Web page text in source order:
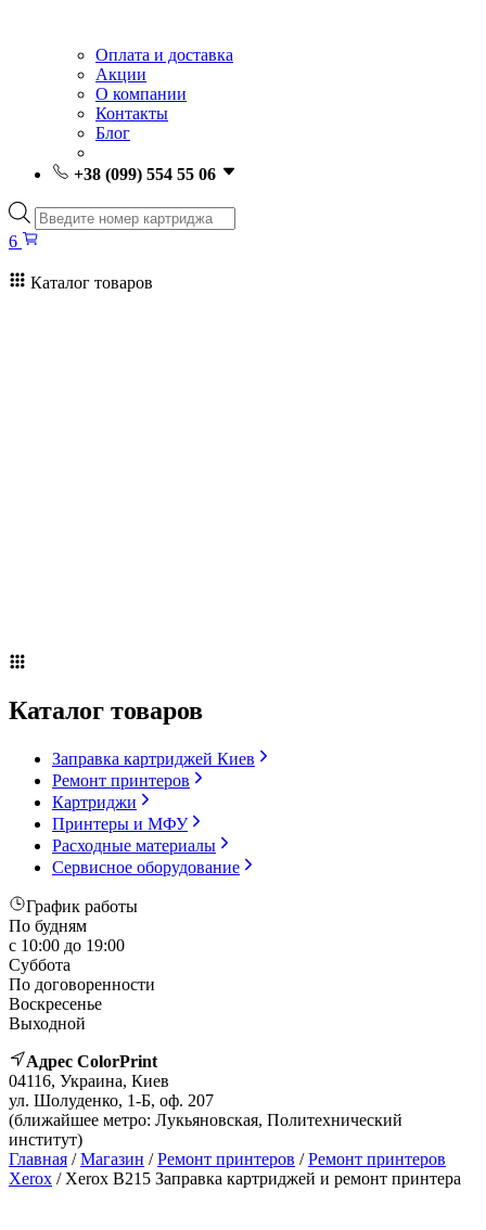
Оплата и доставка
Акции
О компании
Контакты
Блог
+38 (099) 554 55 06
Поиск
товаров
6
Каталог товаров
Каталог товаров
Заправка картриджей Киев
Ремонт принтеров
Картриджи
Принтеры и МФУ
Расходные материалы
Сервисное оборудование
График работы
По будням
с 10:00 до 19:00
Суббота
По договоренности
Воскресенье
Выходной
Адрес ColorPrint
04116, Украина, Киев
ул. Шолуденко, 1-Б, оф. 207
(ближайшее метро: Лукьяновская, Политехнический
институт)
Главная /Магазин /Ремонт принтеров /Ремонт принтеров
Xerox / Xerox B215 Заправка картриджей и ремонт принтера